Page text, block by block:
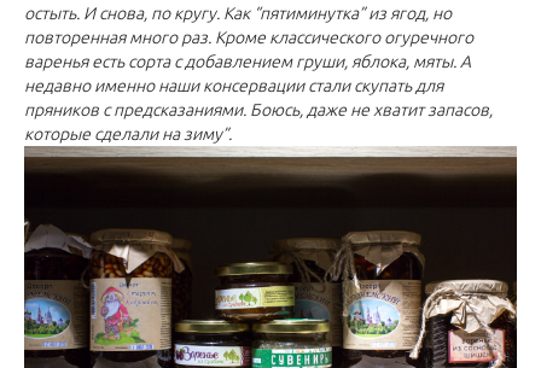
остыть. И снова, по кругу. Как “пятиминутка” из ягод, но
повторенная много раз. Кроме классического огуречного
варенья есть сорта с добавлением груши, яблока, мяты. А
недавно именно наши консервации стали скупать для
пряников с предсказаниями. Боюсь, даже не хватит запасов,
которые сделали на зиму”.